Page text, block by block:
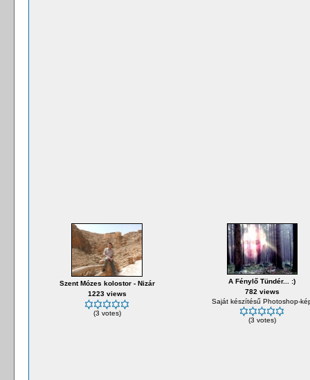
Szent Mózes kolostor - Nizár
1223 views
(3 votes)
A Fénylő Tündér... :)
782 views
Saját készítésű Photoshop-
(3 votes)